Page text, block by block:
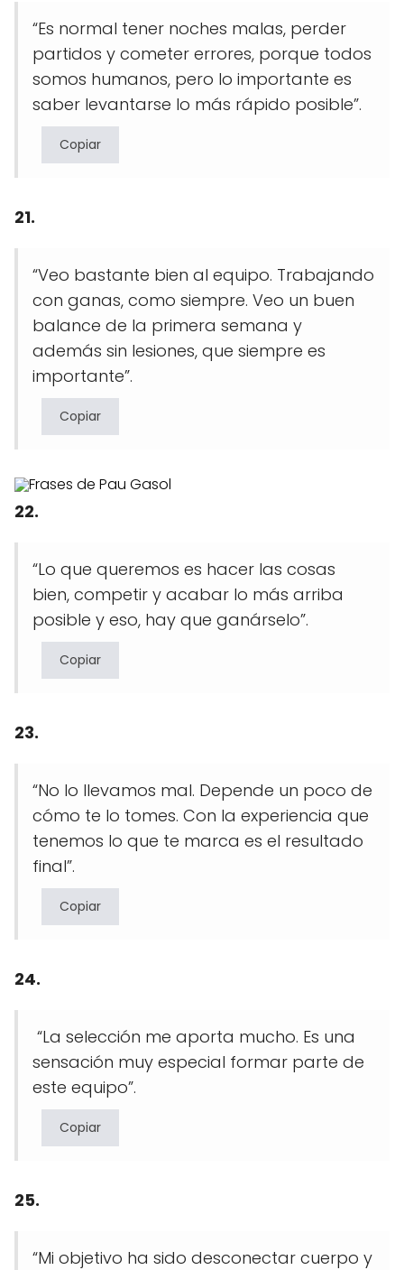
“Es normal tener noches malas, perder
partidos y cometer errores, porque todos
somos humanos, pero lo importante es
saber levantarse lo más rápido posible”.
Copiar
21.
“Veo bastante bien al equipo. Trabajando
con ganas, como siempre. Veo un buen
balance de la primera semana y
además sin lesiones, que siempre es
importante”.
Copiar
22.
“Lo que queremos es hacer las cosas
bien, competir y acabar lo más arriba
posible y eso, hay que ganárselo”.
Copiar
23.
“No lo llevamos mal. Depende un poco de
cómo te lo tomes. Con la experiencia que
tenemos lo que te marca es el resultado
final”.
Copiar
24.
“La selección me aporta mucho. Es una
sensación muy especial formar parte de
este equipo”.
Copiar
25.
“Mi objetivo ha sido desconectar cuerpo y